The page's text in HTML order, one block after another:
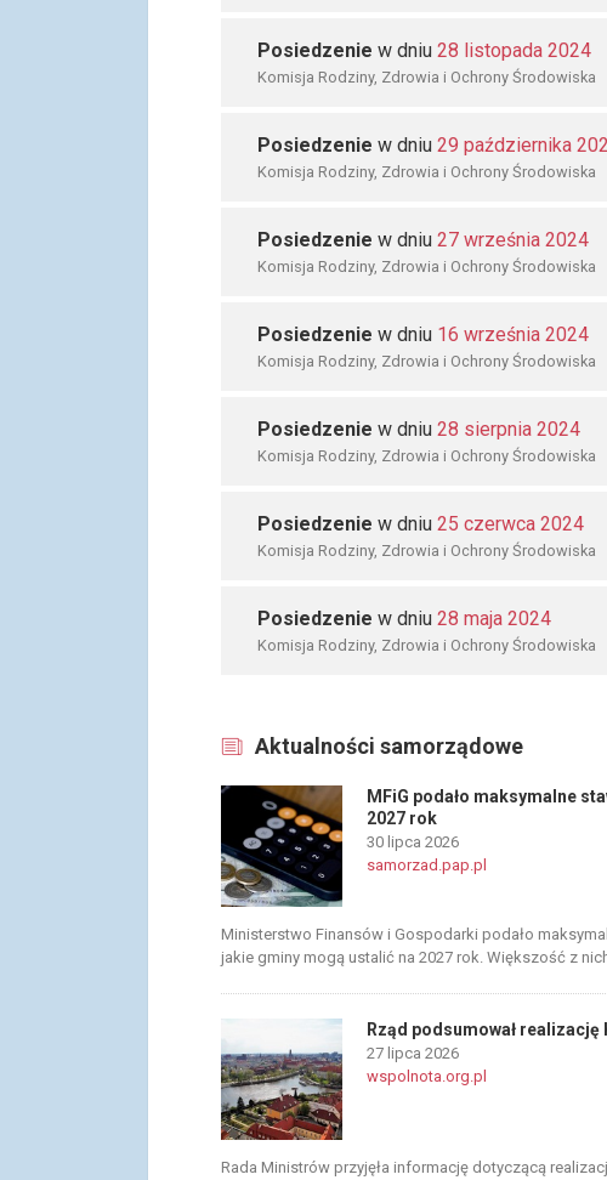
Posiedzenie w dniu 28 listopada 2024
Komisja Rodziny, Zdrowia i Ochrony Środowiska
Posiedzenie w dniu 29 października
Komisja Rodziny, Zdrowia i Ochrony Środowiska
Posiedzenie w dniu 27 września 2024
Komisja Rodziny, Zdrowia i Ochrony Środowiska
Posiedzenie w dniu 16 września 2024
Komisja Rodziny, Zdrowia i Ochrony Środowiska
Posiedzenie w dniu 28 sierpnia 2024
Komisja Rodziny, Zdrowia i Ochrony Środowiska
Posiedzenie w dniu 25 czerwca 2024
Komisja Rodziny, Zdrowia i Ochrony Środowiska
Posiedzenie w dniu 28 maja 2024
Komisja Rodziny, Zdrowia i Ochrony Środowiska
Aktualności samorządowe
MFiG podało maksymalne
2027 rok
30 lipca 2026
samorzad.pap.pl
Ministerstwo Finansów i Gospodarki podało
jakie gminy mogą ustalić na 2027 rok. Większość z
Rząd podsumował
27 lipca 2026
wspolnota.org.pl
Rada Ministrów przyjęła informację dotyczącą